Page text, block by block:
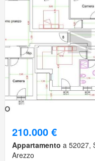
210.000 €
Appartamento a 52027,
Arezzo